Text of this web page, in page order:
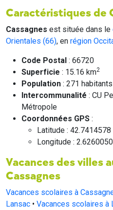
Caractéristiques de
Cassagnes est située dans le
Orientales (66), en région
Code Postal : 66720
Superficie : 15.16 km2
Population : 271 habitants
Intercommunalité : CU
Métropole
Coordonnées GPS :
Latitude : 42.7414578
Longitude :
Vacances des villes
Cassagnes
Vacances scolaires à
Lansac • Vacances scolaires à